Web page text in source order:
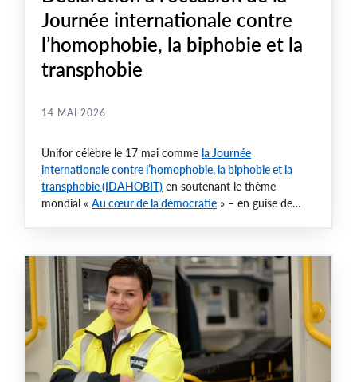
Journée internationale contre
l’homophobie, la biphobie et la
transphobie
14 MAI 2026
Unifor célèbre le 17 mai comme la Journée
internationale contre l’homophobie, la biphobie et la
transphobie (IDAHOBIT) en soutenant le thème
mondial « Au cœur de la démocratie » – en guise de
toutes et pour tous.